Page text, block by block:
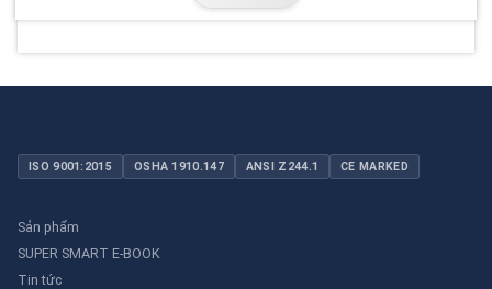
ISO 9001:2015 OSHA 1910.147 ANSI Z244.1 CE MARKED
Sản phẩm
SUPER SMART E-BOOK
Tin tức